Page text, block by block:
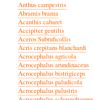
Anthus campestris
Abramis brama
Acanthis cabaret
Accipiter gentilis
Aceros Subruficollis
Acris crepitans blanchardi
Acrocephalus agricola
Acrocephalus arundinaceus
Acrocephalus bistrigiceps
Acrocephalus paludicola
Acrocephalus palustris